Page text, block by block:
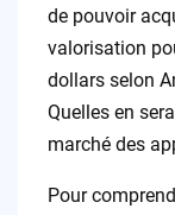
de pouvoir
valorisation
dollars selon
Quelles en
marché des
Pour